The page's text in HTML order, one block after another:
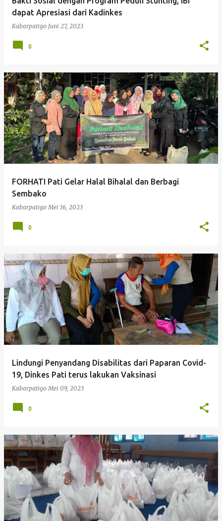
dapat Apresiasi dari Kadinkes
Kabarpatigo Juni 27, 2023
0
FORHATI Pati Gelar Halal Bihalal dan Berbagi
Sembako
Kabarpatigo Mei 16, 2023
0
Lindungi Penyandang Disabilitas dari Paparan Covid-
19, Dinkes Pati terus lakukan Vaksinasi
Kabarpatigo Mei 09, 2023
0